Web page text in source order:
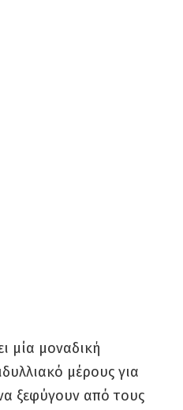
μία μοναδική
μέρους για
ξεφύγουν από τους